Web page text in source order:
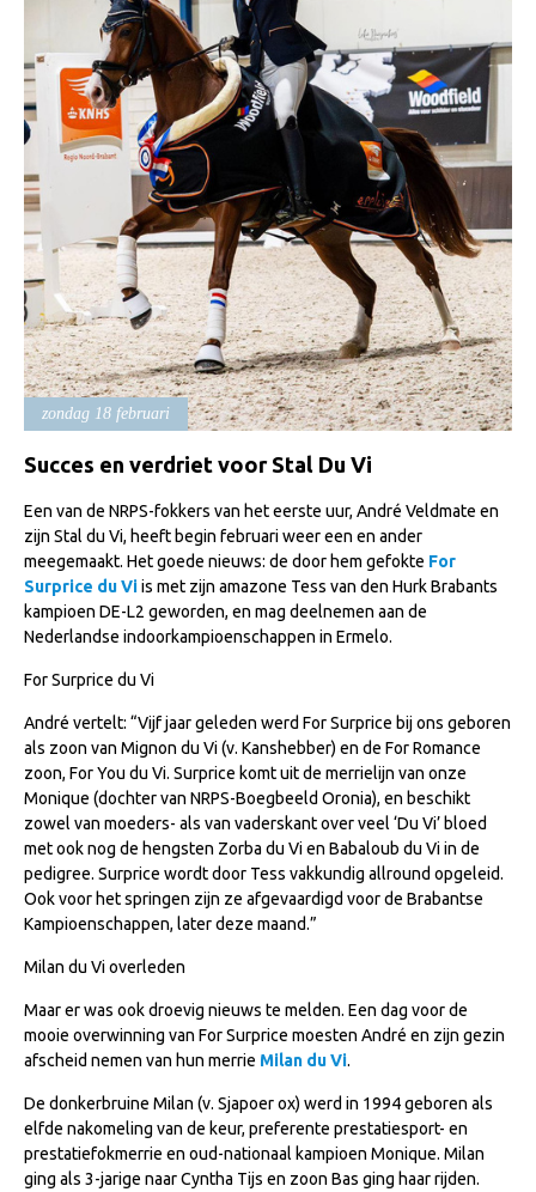
Import registratie
Veulenregistratie
I&R Registratie
Informatie overschrijven paspoort
Formulier overschrijven op naam
Animal Health Regulation
Gids voor Goede Praktijken
Marktplaats
Tarievenlijst
Veel gestelde vragen
Webshop
Evenementen
NRPS Select Sale
NRPS Keuringen
Hengstenkeuring
Regionale Keuringen
Nationale Keuring
Late Veulenkeuring
ABOP
Sport
Wereldkampioenschap Jonge Paarden
Dutch Pony Championship
Evenementen
Arabian Horse Events
Arabissimo
Veulenregistratie
Veulens en merries
Zoek een NRPS paard
PEDIGREE ONLINE
zondag 18 februari
Succes en verdriet voor Stal Du Vi
Een van de NRPS-fokkers van het eerste uur, André Veldmate en
zijn Stal du Vi, heeft begin februari weer een en ander
meegemaakt. Het goede nieuws: de door hem gefokte For
Surprice du Viis met zijn amazone Tess van den Hurk Brabants
kampioen DE-L2 geworden, en mag deelnemen aan de
Nederlandse indoorkampioenschappen in Ermelo.
For Surprice du Vi
André vertelt: “Vijf jaar geleden werd For Surprice bij ons geboren
als zoon van Mignon du Vi (v. Kanshebber) en de For Romance
zoon, For You du Vi. Surprice komt uit de merrielijn van onze
Monique (dochter van NRPS-Boegbeeld Oronia), en beschikt
zowel van moeders- als van vaderskant over veel ‘Du Vi’ bloed
met ook nog de hengsten Zorba du Vi en Babaloub du Vi in de
pedigree. Surprice wordt door Tess vakkundig allround opgeleid.
Ook voor het springen zijn ze afgevaardigd voor de Brabantse
Kampioenschappen, later deze maand.”
Milan du Vi overleden
Maar er was ook droevig nieuws te melden. Een dag voor de
mooie overwinning van For Surprice moesten André en zijn gezin
afscheid nemen van hun merrie Milan du Vi.
De donkerbruine Milan (v. Sjapoer ox) werd in 1994 geboren als
elfde nakomeling van de keur, preferente prestatiesport- en
prestatiefokmerrie en oud-nationaal kampioen Monique. Milan
ging als 3-jarige naar Cyntha Tijs en zoon Bas ging haar rijden.